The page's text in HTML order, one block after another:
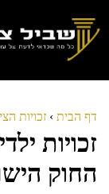
לתוכן
דף הבית › זכויות
זכויות
החוק